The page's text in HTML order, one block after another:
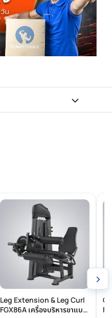
Leg Extension & Leg Curl
FGX86A เครื่องบริหารขาแบบ
›